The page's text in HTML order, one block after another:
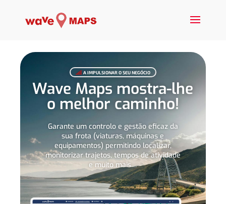
 A IMPULSIONAR O SEU NEGÓCIO
Wave Maps mostra-lhe
o melhor caminho!
Garante um controlo e gestão eficaz da
sua frota (viaturas, máquinas e
equipamentos) permitindo localizar,
monitorizar trajetos, tempos de atividade
e muito mais…